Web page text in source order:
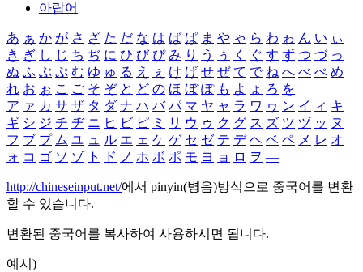
아랍어
あ ぁ か が さ ざ た だ な は ば ぱ ま や ゃ ら わ ゎ ん い ぃ
き ぎ し じ ち ぢ に ひ び ぴ み り う ぅ く ぐ す ず つ づ っ
ぬ ふ ぶ ぷ む ゆ ゅ る え ぇ け げ せ ぜ て で ね へ べ ぺ め
れ お ぉ こ ご そ ぞ と ど の ほ ぼ ぽ も よ ょ ろ を
ア ァ カ サ ザ タ ダ ナ ハ バ パ マ ヤ ャ ラ ワ ヮ ン イ ィ キ
ギ シ ジ チ ヂ ニ ヒ ビ ピ ミ リ ウ ゥ ク グ ス ズ ツ ヅ ッ ヌ
フ ブ プ ム ユ ュ ル エ ェ ケ ゲ セ ゼ テ デ ヘ ベ ペ メ レ オ
ォ コ ゴ ソ ゾ ト ド ノ ホ ボ ポ モ ヨ ョ ロ ヲ ―
http://chineseinput.net/에서 pinyin(병음)방식으로 중국어를 변환
할 수 있습니다.
변환된 중국어를 복사하여 사용하시면 됩니다.
예시)